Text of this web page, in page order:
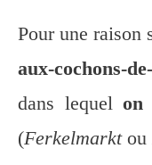
Pour une raison
aux-cochons-
dans lequelon
(Ferkelmarktou